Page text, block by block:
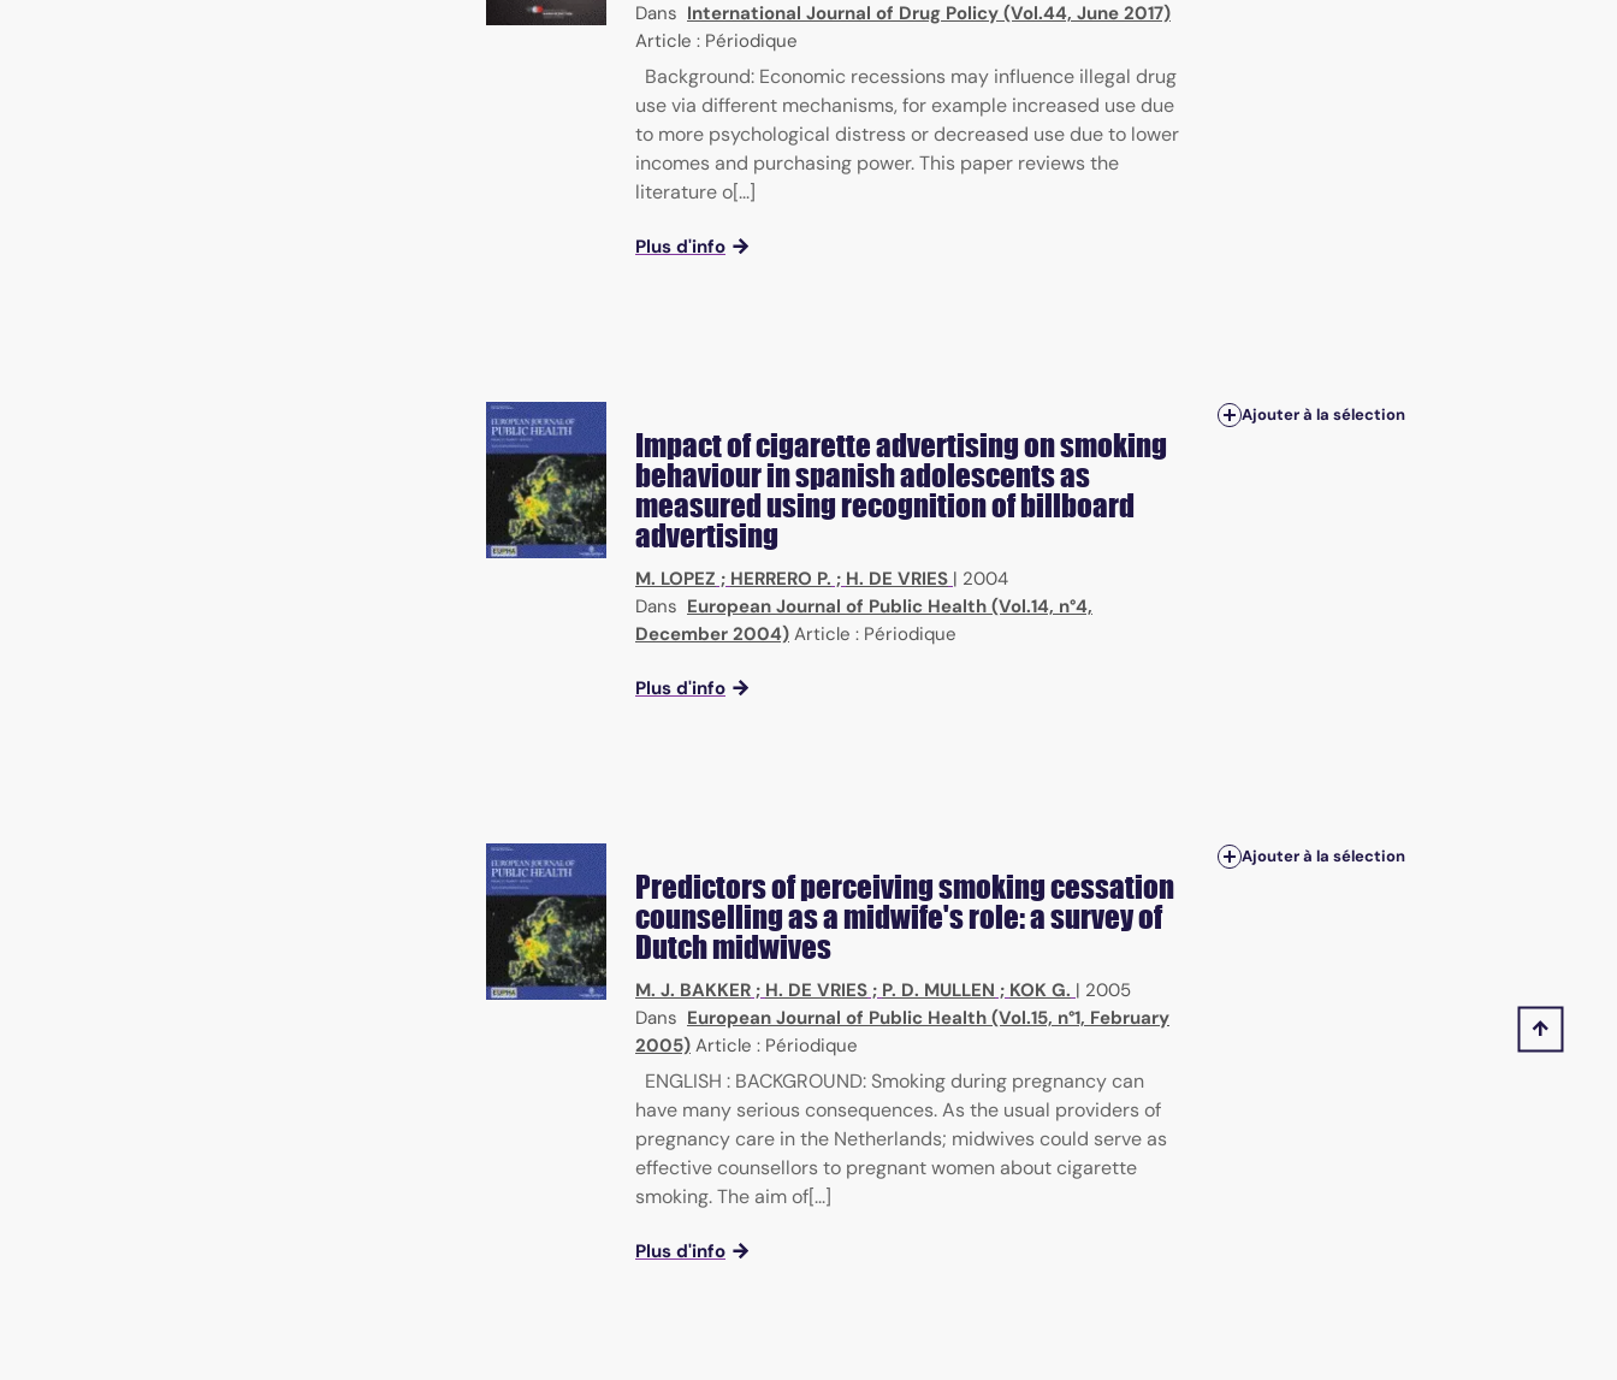
Dans International Journal of Drug Policy (Vol.44, June 2017)
Article : Périodique
Background: Economic recessions may influence illegal drug
use via different mechanisms, for example increased use due
to more psychological distress or decreased use due to lower
incomes and purchasing power. This paper reviews the
literature o[...]
Plus d'info
Impact of cigarette advertising on smoking
behaviour in spanish adolescents as
measured using recognition of billboard
advertising
M. LOPEZ ; HERRERO P. ; H. DE VRIES | 2004
Dans European Journal of Public Health (Vol.14, n°4,
December 2004) Article : Périodique
Plus d'info
Ajouter à la sélection
Predictors of perceiving smoking cessation
counselling as a midwife's role: a survey of
Dutch midwives
M. J. BAKKER ; H. DE VRIES ; P. D. MULLEN ; KOK G. | 2005
Dans European Journal of Public Health (Vol.15, n°1, February
2005) Article : Périodique
ENGLISH : BACKGROUND: Smoking during pregnancy can
have many serious consequences. As the usual providers of
pregnancy care in the Netherlands; midwives could serve as
effective counsellors to pregnant women about cigarette
smoking. The aim of[...]
Plus d'info
Ajouter à la sélection